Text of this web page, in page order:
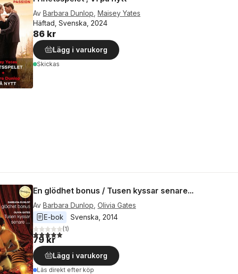
Av Barbara Dunlop Maisey Yates
Häftad, Svenska, 2024
86 kr
Lägg i varukorg
Skickas
En glödhet bonus / Tusen kyssar senare...
Av Barbara Dunlop Olivia Gates
E-bok
Svenska 2014
5,0utav 5 stjärnor. Totalt antal röster:
(1)
79 kr
Lägg i varukorg
Läs direkt efter köp